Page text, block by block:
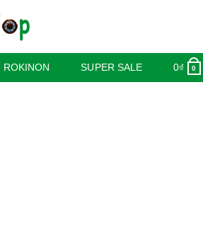
ROKINON SUPER SALE 0₫ 0